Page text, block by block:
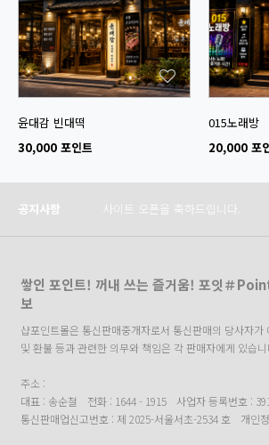
윤대감 빈대떡
30,000 포인트
015노래방
20,000 포
공지사항 사이트 오픈을 축하드립니다.
쌓인 포인트! 꺼내 쓰는 즐거움! 포잇＃
보
샵포인트몰은 통신판매중개자로서 통신판매의 당사자가
및 환불 등과 관련한 의무와 책임은 각 판매자에게 있습니
주소 :
대표 : 송순철
전화 : 1644 - 1915
사업자 등록번호 :
통신판매업신고번호 : 제 2025-서울서초-2534 호
개인